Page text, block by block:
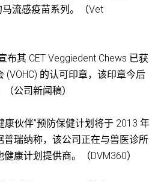
流感疫苗系列。（Vet
布其 CET Veggiedent Chews 已获
(VOHC) 的认可印章，该印章今后
公司新闻稿）
康伙伴”预防保健计划将于 2013 年
普瑞纳称，该公司正在与兽医诊所
康计划提供商。（DVM360）